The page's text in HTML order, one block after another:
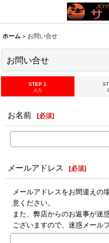
ホーム > お問い合せ
お問い合せ
STEP 1
入力
お名前 [必須]
メールアドレス [必須]
メールアドレスをお間違えの
意ください。
また、弊店からのお返事が迷
ございますので、迷惑メール